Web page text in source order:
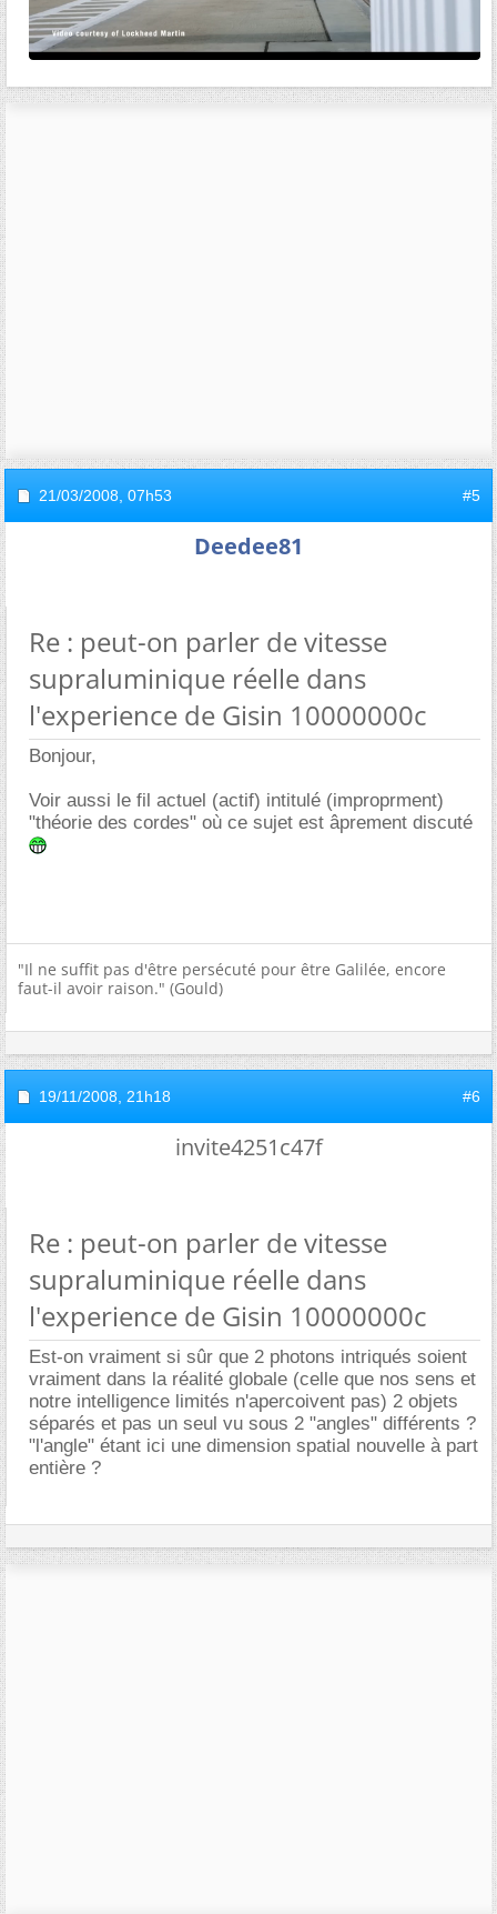
21/03/2008, 07h53 #5
Deedee81
Re : peut-on parler de vitesse
supraluminique réelle dans
l'experience de Gisin 10000000c
Bonjour,
Voir aussi le fil actuel (actif) intitulé (improprment)
"théorie des cordes" où ce sujet est âprement discuté
"Il ne suffit pas d'être persécuté pour être Galilée, encore
faut-il avoir raison." (Gould)
19/11/2008, 21h18 #6
invite4251c47f
Re : peut-on parler de vitesse
supraluminique réelle dans
l'experience de Gisin 10000000c
Est-on vraiment si sûr que 2 photons intriqués soient
vraiment dans la réalité globale (celle que nos sens et
notre intelligence limités n'apercoivent pas) 2 objets
séparés et pas un seul vu sous 2 "angles" différents ?
"l'angle" étant ici une dimension spatial nouvelle à part
entière ?